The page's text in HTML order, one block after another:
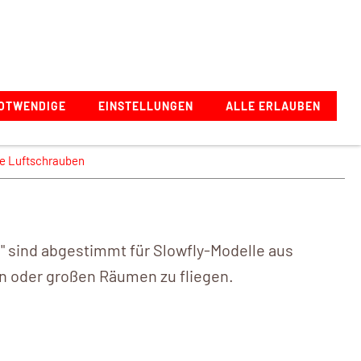
Luftschrauben
sind abgestimmt für Slowfly-Modelle aus
oder großen Räumen zu fliegen.
EINSTELLUNGEN ALLE ERLAUBEN